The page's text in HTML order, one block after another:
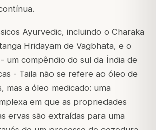
Ayurvedic, incluindo o Charaka
Hridayam de Vagbhata, e o
- um compêndio do sul da Índia de
- Taila não se refere ao óleo de
mas a óleo medicado: uma
em que as propriedades
ervas são extraídas para uma